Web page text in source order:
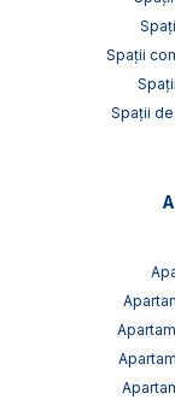
Spații
Spații